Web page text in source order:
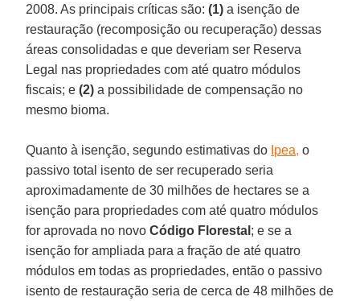
2008. As principais críticas são:(1) a isenção de
restauração (recomposição ou recuperação) dessas
áreas consolidadas e que deveriam ser Reserva
Legal nas propriedades com até quatro módulos
fiscais; e (2) a possibilidade de compensação no
mesmo bioma.
Quanto à isenção, segundo estimativas do Ipea, o
passivo total isento de ser recuperado seria
aproximadamente de 30 milhões de hectares se a
isenção para propriedades com até quatro módulos
for aprovada no novoCódigo Florestal ; e se a
isenção for ampliada para a fração de até quatro
módulos em todas as propriedades, então o passivo
isento de restauração seria de cerca de 48 milhões de